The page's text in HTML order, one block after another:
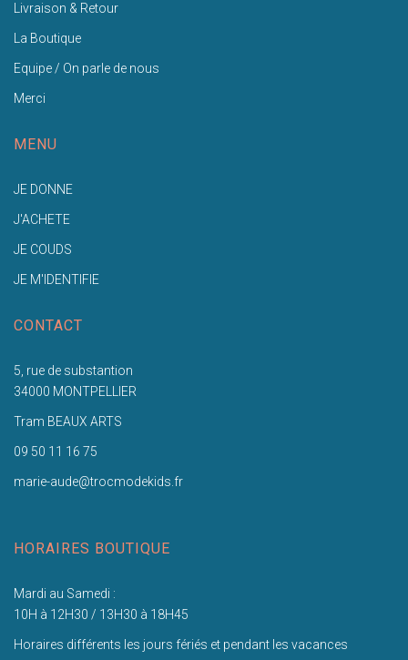
Livraison & Retour
La Boutique
Equipe / On parle de nous
Merci
MENU
JE DONNE
J'ACHETE
JE COUDS
JE M'IDENTIFIE
CONTACT
5, rue de substantion
34000 MONTPELLIER
Tram BEAUX ARTS
09 50 11 16 75
marie-aude@trocmodekids.fr
HORAIRES BOUTIQUE
Mardi au Samedi :
10H à 12H30 / 13H30 à 18H45
Horaires différents les jours fériés et pendant les vacances